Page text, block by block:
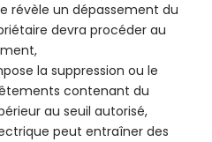
révèle un dépassement du
devra procéder au
la suppression ou le
contenant du
au seuil autorisé,
peut entraîner des